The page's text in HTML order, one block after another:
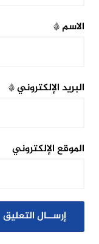
الاسم*
البريد الإلكتروني*
الموقع الإلكتروني